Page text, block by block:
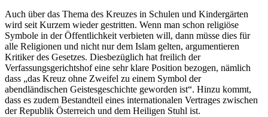
Auch über das Thema des Kreuzes in Schulen und Kindergärten
wird seit Kurzem wieder gestritten. Wenn man schon religiöse
Symbole in der Öffentlichkeit verbieten will, dann müsse dies für
alle Religionen und nicht nur dem Islam gelten, argumentieren
Kritiker des Gesetzes. Diesbezüglich hat freilich der
Verfassungsgerichtshof eine sehr klare Position bezogen, nämlich
dass „das Kreuz ohne Zweifel zu einem Symbol der
abendländischen Geistesgeschichte geworden ist“. Hinzu kommt,
dass es zudem Bestandteil eines internationalen Vertrages zwischen
der Republik Österreich und dem Heiligen Stuhl ist.